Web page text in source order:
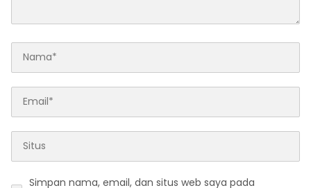
Simpan nama, email, dan situs web saya pada